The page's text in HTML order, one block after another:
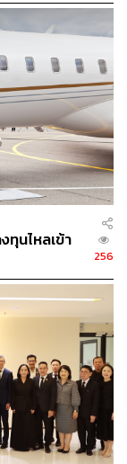
นี้แบงก์
พยายามในการ
ตชดเชยธุรกิจสิ่ง
ได้รับใบ
. ซึ่งเป็นจุด
เร่งอีกครั้ง
ล้านบาทใน
กธุรกิจ AMC
นี้อีก 1,000
นบาท เน้นหนี้
าท ทำให้
ไม่นาน
ลการดำเนินงาน
กลุ่ม TH โต
หรือเติบโต
ประเมินราคา
ทุนไหลเข้า
256